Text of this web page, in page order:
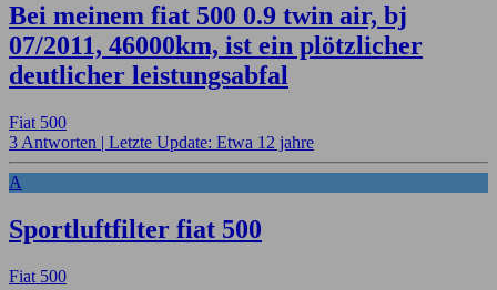
Bei meinem fiat 500 0.9 twin air, bj
07/2011, 46000km, ist ein plötzlicher
deutlicher leistungsabfal
Fiat 500
3 Antworten | Letzte Update: Etwa 12 jahre
A
Sportluftfilter fiat 500
Fiat 500